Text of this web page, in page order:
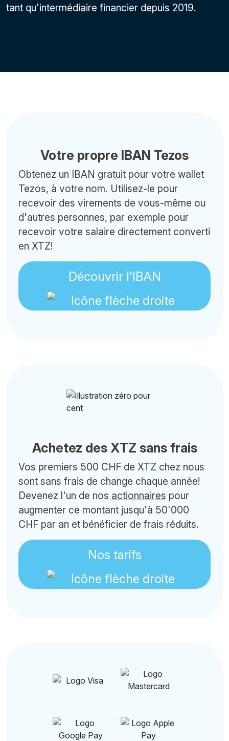
tant qu'intermédiaire financier depuis 2019.
Votre propre IBAN Tezos
Obtenez un IBAN gratuit pour votre wallet
Tezos, à votre nom. Utilisez-le pour
recevoir des virements de vous-même ou
d'autres personnes, par exemple pour
recevoir votre salaire directement converti
en XTZ!
Découvrir l'IBAN
Achetez des XTZ sans frais
Vos premiers 500 CHF de XTZ chez nous
sont sans frais de change chaque année!
Devenez l'un de nos actionnaires pour
augmenter ce montant jusqu'à 50'000
CHF par an et bénéficier de frais réduits.
Nos tarifs